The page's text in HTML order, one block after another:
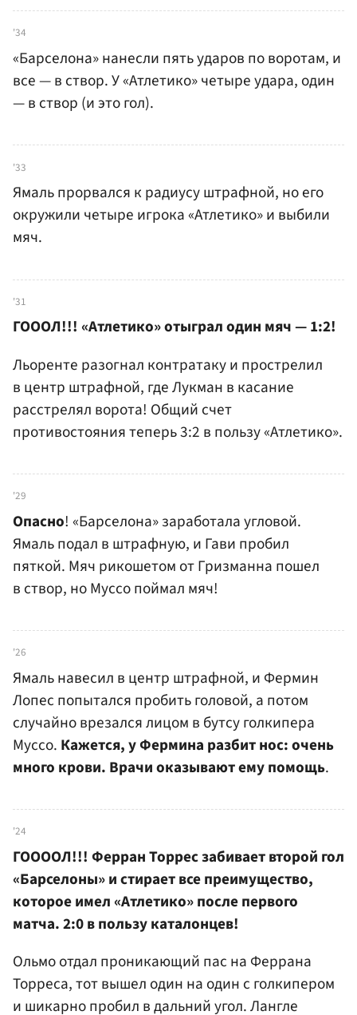
'34
«Барселона» нанесли пять ударов по воротам, и
все — в створ. У «Атлетико» четыре удара, один
— в створ (и это гол).
'33
Ямаль прорвался к радиусу штрафной, но его
окружили четыре игрока «Атлетико» и выбили
мяч.
'31
ГОООЛ!!! «Атлетико» отыграл один мяч — 1:2!
Льоренте разогнал контратаку и прострелил
в центр штрафной, где Лукман в касание
расстрелял ворота! Общий счет
противостояния теперь 3:2 в пользу «Атлетико».
'29
Опасно! «Барселона» заработала угловой.
Ямаль подал в штрафную, и Гави пробил
пяткой. Мяч рикошетом от Гризманна пошел
в створ, но Муссо поймал мяч!
'26
Ямаль навесил в центр штрафной, и Фермин
Лопес попытался пробить головой, а потом
случайно врезался лицом в бутсу голкипера
Муссо. Кажется, у Фермина разбит нос: очень
много крови. Врачи оказывают ему помощь.
'24
ГООООЛ!!! Ферран Торрес забивает второй гол
«Барселоны» и стирает все преимущество,
которое имел «Атлетико» после первого
матча. 2:0 в пользу каталонцев!
Ольмо отдал проникающий пас на Феррана
Торреса, тот вышел один на один с голкипером
и шикарно пробил в дальний угол. Лангле